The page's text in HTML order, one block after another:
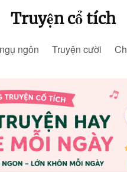
Truyện cổ tích
ngôn Truyện cười